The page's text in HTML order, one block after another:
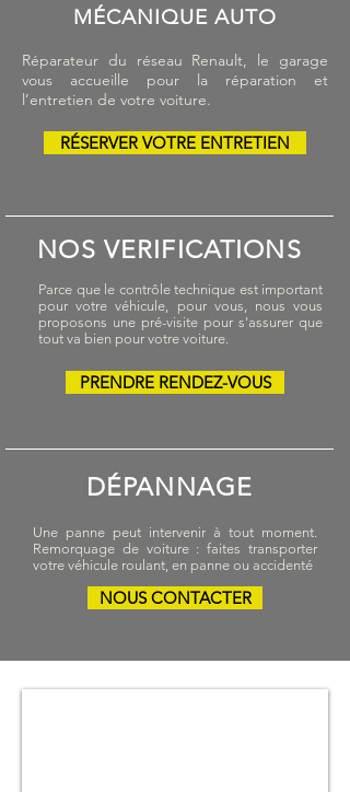
RENDEZ-NOUS
VISITE
MÉCANIQUE AUTO
Réparateur du réseau Renault, le garage
vous accueille pour la réparation et
l’entretien de votre voiture.
RÉSERVER VOTRE ENTRETIEN
NOS VERIFICATIONS
Parce que le contrôle technique est important
pour votre véhicule, pour vous, nous vous
proposons une pré-visite pour s'assurer que
tout va bien pour votre voiture.
PRENDRE RENDEZ-VOUS
DÉPANNAGE
Une panne peut intervenir à tout moment.
Remorquage de voiture : faites transporter
votre véhicule roulant, en panne ou accidenté
NOUS CONTACTER